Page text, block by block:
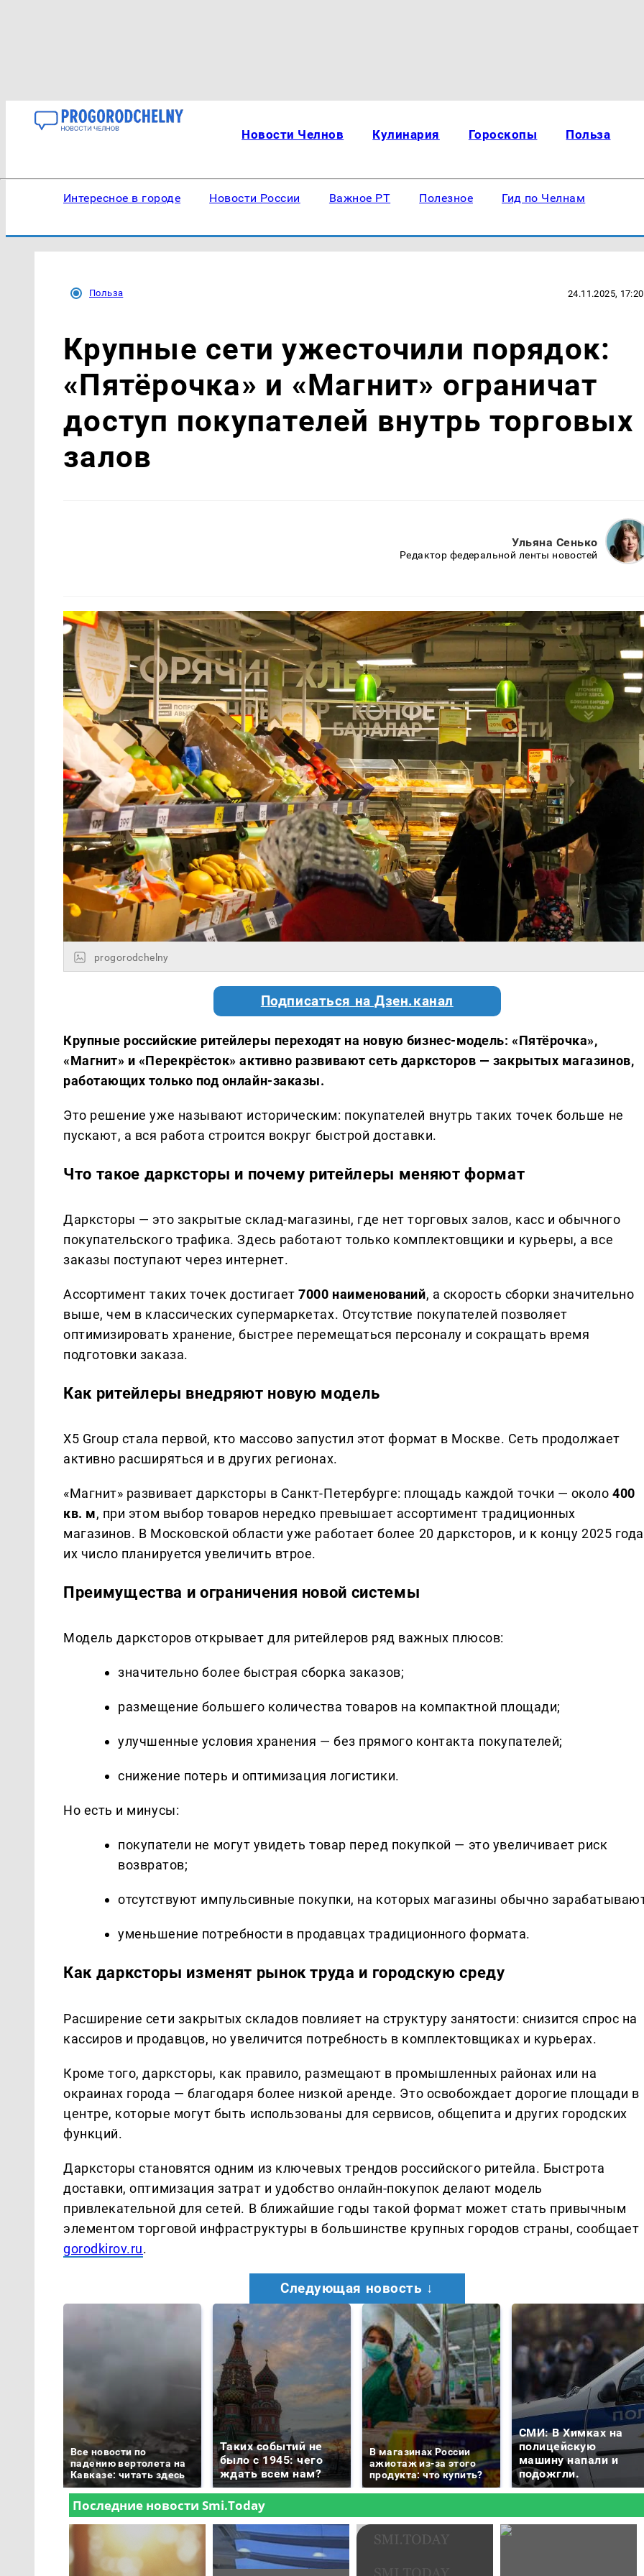
Новости Челнов Кулинария Гороскопы Польза
Интересное в городе Новости России Важное РТ Полезное Гид по Челнам
Польза 24.11.2025, 17:20
Крупные сети ужесточили порядок:
«Пятёрочка» и «Магнит» ограничат
доступ покупателей внутрь торговых
залов
Ульяна Сенько
Редактор федеральной ленты новостей
progorodchelny
Подписаться на Дзен.канал
Крупные российские ритейлеры переходят на новую бизнес-модель: «Пятёрочка»,
«Магнит» и «Перекрёсток» активно развивают сеть дарксторов — закрытых магазинов,
работающих только под онлайн-заказы.
Это решение уже называют историческим: покупателей внутрь таких точек больше не
пускают, а вся работа строится вокруг быстрой доставки.
Что такое дарксторы и почему ритейлеры меняют формат
Дарксторы — это закрытые склад-магазины, где нет торговых залов, касс и обычного
покупательского трафика. Здесь работают только комплектовщики и курьеры, а все
заказы поступают через интернет.
Ассортимент таких точек достигает7000 наименований, а скорость сборки значительно
выше, чем в классических супермаркетах. Отсутствие покупателей позволяет
оптимизировать хранение, быстрее перемещаться персоналу и сокращать время
подготовки заказа.
Как ритейлеры внедряют новую модель
X5 Group стала первой, кто массово запустил этот формат в Москве. Сеть продолжает
активно расширяться и в других регионах.
«Магнит» развивает дарксторы в Санкт-Петербурге: площадь каждой точки — около400
кв. м, при этом выбор товаров нередко превышает ассортимент традиционных
магазинов. В Московской области уже работает более 20 дарксторов, и к концу 2025 года
их число планируется увеличить втрое.
Преимущества и ограничения новой системы
Модель дарксторов открывает для ритейлеров ряд важных плюсов:
значительно более быстрая сборка заказов;
размещение большего количества товаров на компактной площади;
улучшенные условия хранения — без прямого контакта покупателей;
снижение потерь и оптимизация логистики.
Но есть и минусы:
покупатели не могут увидеть товар перед покупкой — это увеличивает риск
возвратов;
отсутствуют импульсивные покупки, на которых магазины обычно
уменьшение потребности в продавцах традиционного формата.
Как дарксторы изменят рынок труда и городскую среду
Расширение сети закрытых складов повлияет на структуру занятости: снизится спрос на
кассиров и продавцов, но увеличится потребность в комплектовщиках и курьерах.
Кроме того, дарксторы, как правило, размещают в промышленных районах или на
окраинах города — благодаря более низкой аренде. Это освобождает дорогие площади в
центре, которые могут быть использованы для сервисов, общепита и других городских
функций.
Дарксторы становятся одним из ключевых трендов российского ритейла. Быстрота
доставки, оптимизация затрат и удобство онлайн-покупок делают модель
привлекательной для сетей. В ближайшие годы такой формат может стать привычным
элементом торговой инфраструктуры в большинстве крупных городов страны, сообщает
gorodkirov.ru.
Следующая новость ↓
Все новости по
падению вертолета на
Кавказе: читать здесь
Таких событий не
было с 1945: чего
ждать всем нам?
В магазинах России
ажиотаж из-за этого
продукта: что купить?
СМИ: В Химках на
полицейскую
машину напали и
подожгли.